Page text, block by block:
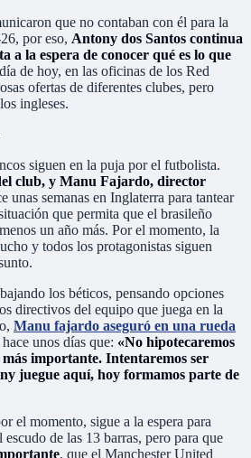
que no contaban con él para la
por eso, Antony dos Santos continua
a la espera de conocer qué es lo que
de hoy, en las oficinas de los Red
ofertas de diferentes clubes, pero
ingleses.
siguen en la puja por el futbolista.
club, y Manu Fajardo, director
unas semanas en Inglaterra para tantear
que permita que el brasileño
un año más. Por el momento, la
y todos los protagonistas siguen
los béticos, pensando opciones
directivos del equipo que juega en la
Manu fajardo aseguró en una rueda
unos días que: «No hipotecaremos
importante. Intentaremos ser
juegue aquí, hoy formamos parte de
el momento, sigue a la espera para
de las 13 barras, pero para que
, que el Manchester United